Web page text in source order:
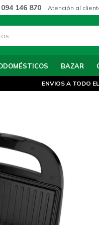
BAZAR
146 870 Atención al
ENVIOS A TODO